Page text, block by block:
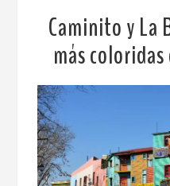
Caminito y La
más